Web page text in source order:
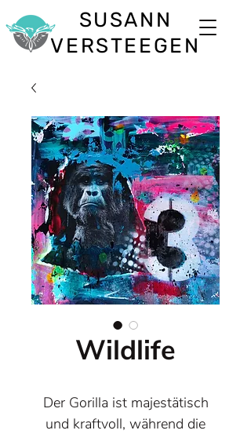
SUSANN
VERSTEEGEN
Wildlife
Der Gorilla ist majestätisch
und kraftvoll, während die